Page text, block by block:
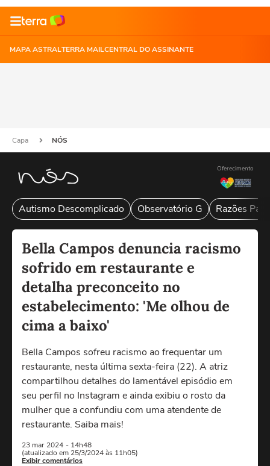
MAPA ASTRALTERRA MAILCENTRAL DO ASSINANTE
Capa NÓS
Oferecimento
Autismo Descomplicado Observatório G Razões
Bella Campos denuncia racismo
sofrido em restaurante e
detalha preconceito no
estabelecimento: 'Me olhou de
cima a baixo'
Bella Campos sofreu racismo ao frequentar um
restaurante, nesta última sexta-feira (22). A atriz
compartilhou detalhes do lamentável episódio em
seu perfil no Instagram e ainda exibiu o rosto da
mulher que a confundiu com uma atendente de
restaurante. Saiba mais!
23 mar 2024 - 14h48
(atualizado em 25/3/2024 às 11h05)
Exibir comentários